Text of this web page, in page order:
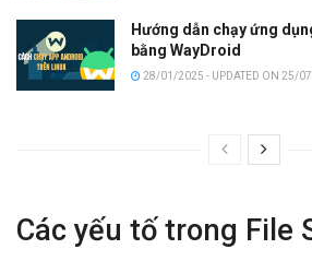
Hướng dẫn chạy ứng
bằng WayDroid
28/01/2025 - UPDATED ON 25/
Các yếu tố trong File